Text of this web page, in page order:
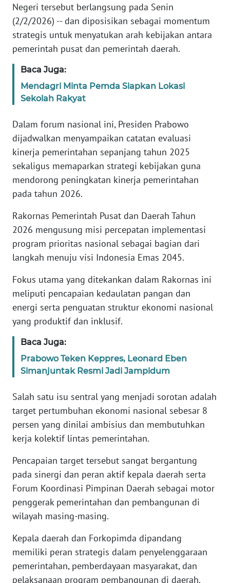
Negeri tersebut berlangsung pada Senin
(2/2/2026) -- dan diposisikan sebagai momentum
strategis untuk menyatukan arah kebijakan antara
pemerintah pusat dan pemerintah daerah.
Baca Juga:
Mendagri Minta Pemda Siapkan Lokasi
Sekolah Rakyat
Dalam forum nasional ini, Presiden Prabowo
dijadwalkan menyampaikan catatan evaluasi
kinerja pemerintahan sepanjang tahun 2025
sekaligus memaparkan strategi kebijakan guna
mendorong peningkatan kinerja pemerintahan
pada tahun 2026.
Rakornas Pemerintah Pusat dan Daerah Tahun
2026 mengusung misi percepatan implementasi
program prioritas nasional sebagai bagian dari
langkah menuju visi Indonesia Emas 2045.
Fokus utama yang ditekankan dalam Rakornas ini
meliputi pencapaian kedaulatan pangan dan
energi serta penguatan struktur ekonomi nasional
yang produktif dan inklusif.
Baca Juga:
Prabowo Teken Keppres, Leonard Eben
Simanjuntak Resmi Jadi Jampidum
Salah satu isu sentral yang menjadi sorotan adalah
target pertumbuhan ekonomi nasional sebesar 8
persen yang dinilai ambisius dan membutuhkan
kerja kolektif lintas pemerintahan.
Pencapaian target tersebut sangat bergantung
pada sinergi dan peran aktif kepala daerah serta
Forum Koordinasi Pimpinan Daerah sebagai motor
penggerak pemerintahan dan pembangunan di
wilayah masing-masing.
Kepala daerah dan Forkopimda dipandang
memiliki peran strategis dalam penyelenggaraan
pemerintahan, pemberdayaan masyarakat, dan
pelaksanaan program pembangunan di daerah.
IKLAN
TENTANG
PEDOMAN
MEDIA
SIBER
REDAKSI
KARIR
DISCLAIMER
Wahana
News
Regional
WN
SUMUT
WN
JAKARTA
WN
WN
BANTEN
WN
NTT
WN
WN
PAPUA
WN
PAPUA
BARAT